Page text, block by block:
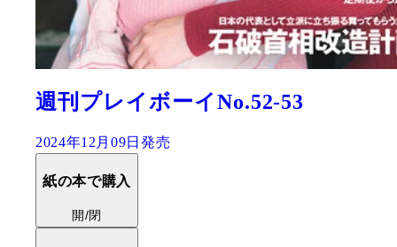
週刊プレイボーイNo.52-53
2024年12月09日発売
紙の本で購入
開/閉